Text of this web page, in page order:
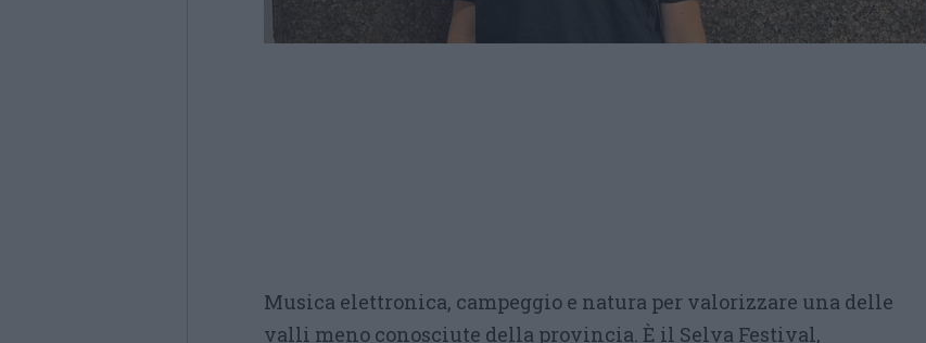
Musica elettronica, campeggio e natura per valorizzare una delle
valli meno conosciute della provincia. È il Selva Festival,